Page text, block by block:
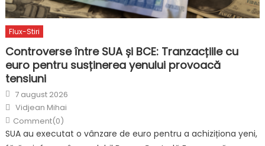
Flux-Stiri
Controverse între SUA și BCE: Tranzacțiile cu
euro pentru susținerea yenului provoacă
tensiuni
Posted
on
7 august 2026
Author
Vidjean Mihai
Comment(0)
SUA au executat o vânzare de euro pentru a achiziționa yeni,